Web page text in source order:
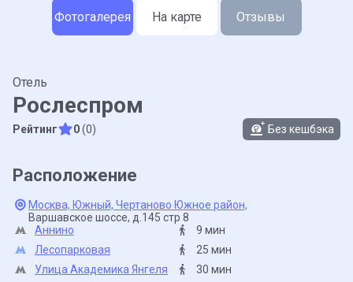
Отель
Рослеспром
Рейтинг 0(0) Без кешбэка
Фотогалерея На карте Отзывы
Расположение
Москва, Южный, Чертаново Южное район,
Варшавское шоссе, д.145 стр 8
Аннино
9 мин
Лесопарковая
25 мин
Улица Академика Янгеля
30 мин